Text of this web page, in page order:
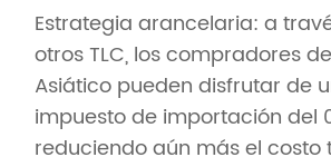
Estrategia arancelaria: a
otros TLC, los compradores
Asiático pueden disfrutar de
impuesto de importación del
reduciendo aún más el costo